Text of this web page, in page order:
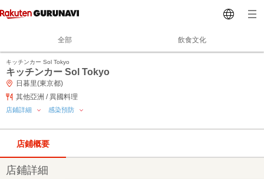
全部 飲食文化
キッチンカー Sol Tokyo
キッチンカー Sol Tokyo
日暮里(東京都)
其他亞洲 / 異國料理
店鋪詳細 感染預防
店鋪概要
店鋪詳細